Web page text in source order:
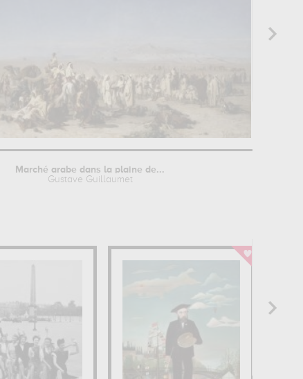
Marché arabe dans la plaine de...
Gustave Guillaumet